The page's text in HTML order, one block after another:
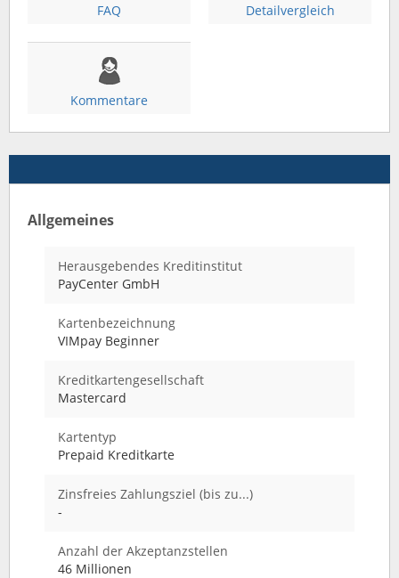
FAQ Detailvergleich
Kommentare
Allgemeines
Herausgebendes Kreditinstitut
PayCenter GmbH
Kartenbezeichnung
VIMpay Beginner
Kreditkartengesellschaft
Mastercard
Kartentyp
Prepaid Kreditkarte
Zinsfreies Zahlungsziel (bis zu...)
-
Anzahl der Akzeptanzstellen
46 Millionen